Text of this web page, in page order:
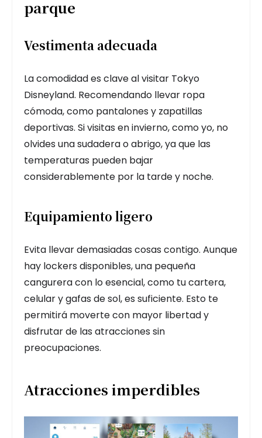
parque
Vestimenta adecuada
La comodidad es clave al visitar Tokyo
Disneyland. Recomendando llevar ropa
cómoda, como pantalones y zapatillas
deportivas. Si visitas en invierno, como yo, no
olvides una sudadera o abrigo, ya que las
temperaturas pueden bajar
considerablemente por la tarde y noche.
Equipamiento ligero
Evita llevar demasiadas cosas contigo. Aunque
hay lockers disponibles, una pequeña
cangurera con lo esencial, como tu cartera,
celular y gafas de sol, es suficiente. Esto te
permitirá moverte con mayor libertad y
disfrutar de las atracciones sin
preocupaciones.
Atracciones imperdibles